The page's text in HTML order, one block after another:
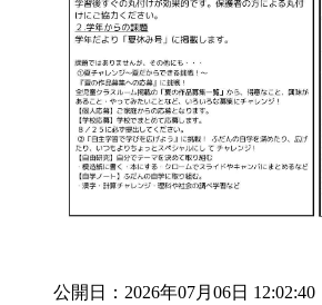
公開日：2026年07月06日 12:02:40